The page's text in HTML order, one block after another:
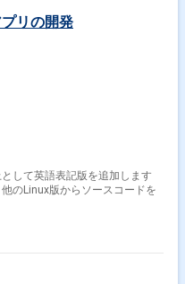
リの開発
して英語表記版を追加します